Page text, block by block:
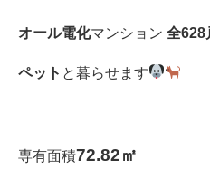
オール電化マンション 全628
ペット と暮らせます
専有面積72.82㎡